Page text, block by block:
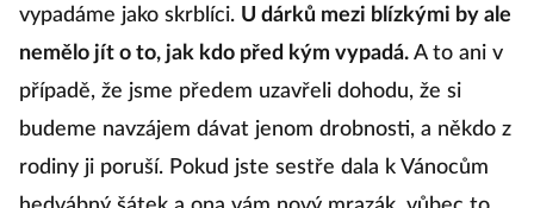
vypadáme jako skrblíci. U dárků mezi blízkými by ale
nemělo jít o to, jak kdo před kým vypadá. A to ani v
případě, že jsme předem uzavřeli dohodu, že si
budeme navzájem dávat jenom drobnosti, a někdo z
rodiny ji poruší. Pokud jste sestře dala k Vánocům